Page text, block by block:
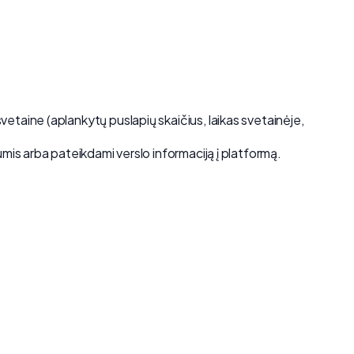
(aplankytų puslapių skaičius, laikas svetainėje,
arba pateikdami verslo informaciją į platformą.